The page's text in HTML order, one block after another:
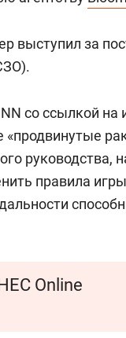
выступил за
со ссылкой на
«продвинутые
руководства,
правила
Online